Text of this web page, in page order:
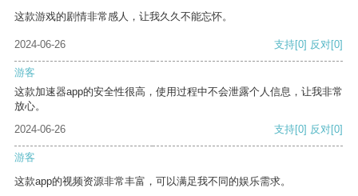
这款游戏的剧情非常感人，让我久久不能忘怀。
2024-06-26 支持[0] 反对[0]
游客
这款加速器app的安全性很高，使用过程中不会泄露个人信息，让我非常
放心。
2024-06-26
支持[0] 反对[0]
游客
这款app的视频资源非常丰富，可以满足我不同的娱乐需求。